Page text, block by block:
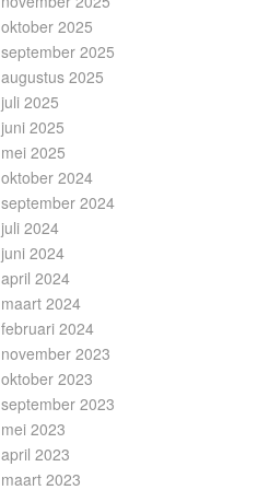
oktober 2025
september 2025
augustus 2025
juli 2025
juni 2025
mei 2025
oktober 2024
september 2024
juli 2024
juni 2024
april 2024
maart 2024
februari 2024
november 2023
oktober 2023
september 2023
mei 2023
april 2023
maart 2023